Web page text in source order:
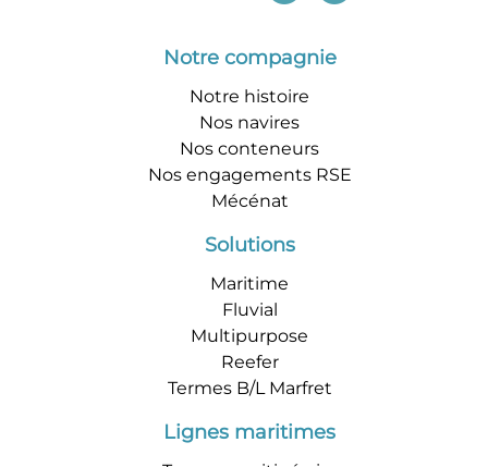
Notre compagnie
Notre histoire
Nos navires
Nos conteneurs
Nos engagements RSE
Mécénat
Solutions
Maritime
Fluvial
Multipurpose
Reefer
Termes B/L Marfret
Lignes maritimes